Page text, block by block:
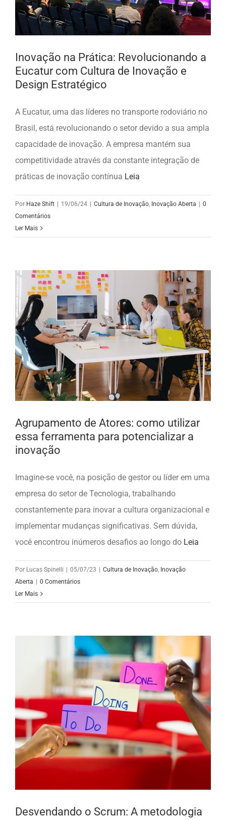
Inovação na Prática: Revolucionando a
Eucatur com Cultura de Inovação e
Design Estratégico
A Eucatur, uma das líderes no transporte rodoviário no
Brasil, está revolucionando o setor devido a sua ampla
capacidade de inovação. A empresa mantém sua
competitividade através da constante integração de
práticas de inovação contínua Leia
Por Haze Shift 19/06/24 Cultura de Inovação, Inovação Aberta
0
Comentários
Ler Mais
Agrupamento de Atores: como utilizar
essa ferramenta para potencializar a
inovação
Imagine-se você, na posição de gestor ou líder em uma
empresa do setor de Tecnologia, trabalhando
constantemente para inovar a cultura organizacional e
implementar mudanças significativas. Sem dúvida,
você encontrou inúmeros desafios ao longo do Leia
Por Lucas Spinelli | 05/07/23 | Cultura de Inovação Inovação
Aberta | 0 Comentários
Ler Mais
Desvendando o Scrum: A metodologia